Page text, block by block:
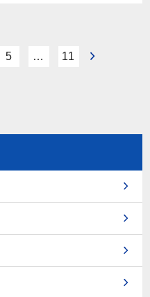
5 … 11